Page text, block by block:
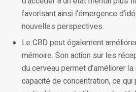
favorisant ainsi l’émergence
nouvelles perspectives.
Le CBD peut également
mémoire. Son action sur les
du cerveau permet d’améliorer
capacité de concentration, ce qui